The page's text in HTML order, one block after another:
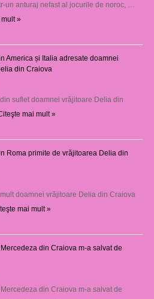
un anturaj nefast al jocurile de noroc, …
»
America și Italia adresate doamnei
din Craiova
suflet doamnei vrăjitoare Delia din
mai mult »
Roma primite de vrăjitoarea Delia din
doamnei vrăjitoare Delia din Craiova
mai mult »
din Craiova m-a salvat de
din Craiova m-a salvat de